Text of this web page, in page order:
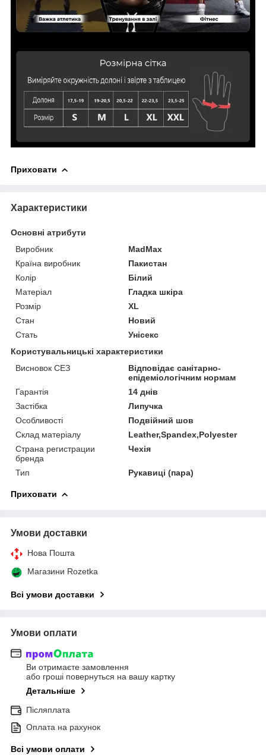
Приховати
Характеристики
Основні атрибути
Виробник
MadMax
Країна виробник
Пакистан
Колір
Білий
Матеріал
Гладка шкіра
Розмір
XL
Стан
Новий
Стать
Унісекс
Користувальницькі характеристики
Висновок СЕЗ
Відповідає санітарно-
епідеміологічним нормам
Гарантія
14 днів
Застібка
Липучка
Особливості
Подвійний шов
Склад матеріалу
Leather,Spandex,Polyester
Страна регистрации
бренда
Чехія
Тип Рукавиці (пара)
Приховати
Умови доставки
Нова Пошта
Магазини Rozetka
Всі умови доставки
Умови оплати
Ви отримаєте замовлення
або гроші повернуться на вашу картку
Детальніше
Післяплата
Оплата на рахунок
Всі умови оплати